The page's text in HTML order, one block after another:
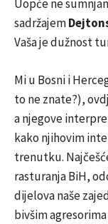
Uopće ne
sadržajem
Vaša je dužnost
Mi u Bosni i
to ne znate?),
a njegove
kako njihovim
trenutku.
rasturanja BiH,
dijelova naše
bivšim agresorima